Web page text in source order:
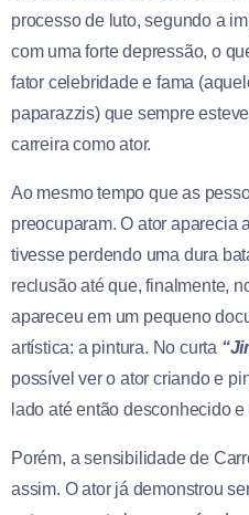
processo de luto, segundo a
com uma forte depressão, o
fator celebridade e fama
paparazzis) que sempre
carreira como ator.
Ao mesmo tempo que as
preocuparam. O ator aparecia
tivesse perdendo uma dura
reclusão até que, finalmente,
apareceu em um pequeno
artística: a pintura. No curta
possível ver o ator criando e
lado até então desconhecido
Porém, a sensibilidade de
assim. O ator já demonstrou